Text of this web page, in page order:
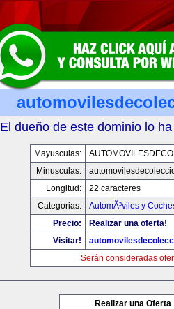
El dueño de este dominio lo
Mayusculas:
Minusculas:
Longitud:
22 caracteres
Categorias:
AutomÃ³viles y
Precio:
Realizar una oferta!
Visitar!
Serán consideradas
Realizar una Oferta